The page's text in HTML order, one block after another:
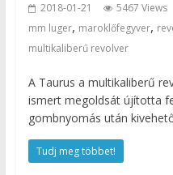
2018-01-21 5467 Views
mm luger, maroklőfegyver,
multikaliberű revolver
A Taurus a multikaliberű
ismert megoldsát újította
gombnyomás után
Tudj meg többet!